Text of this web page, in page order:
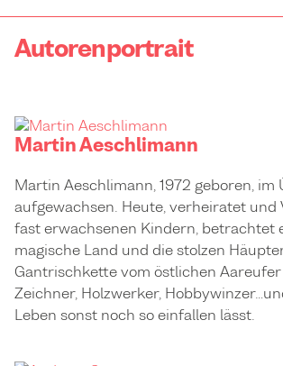
Autorenportrait
Martin Aeschlimann
Martin Aeschlimann, 1972 geboren, im
aufgewachsen. Heute, verheiratet und
fast erwachsenen Kindern, betrachtet
magische Land und die stolzen
Gantrischkette vom östlichen Aareufer
Zeichner, Holzwerker,
Leben sonst noch so einfallen lässt.